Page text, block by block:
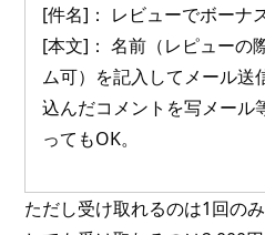
[件名]： レビューでボーナ
[本文]： 名前（レピューの
ム可）を記入してメール送
込んだコメントを写メール
ってもOK。
ただし受け取れるのは1回の